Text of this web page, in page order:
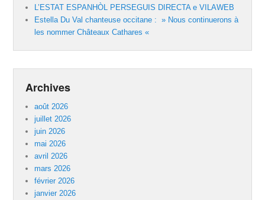
L’ESTAT ESPANHÒL PERSEGUIS DIRECTA e VILAWEB
Estella Du Val chanteuse occitane : » Nous continuerons à
les nommer Châteaux Cathares «
Archives
août 2026
juillet 2026
juin 2026
mai 2026
avril 2026
mars 2026
février 2026
janvier 2026